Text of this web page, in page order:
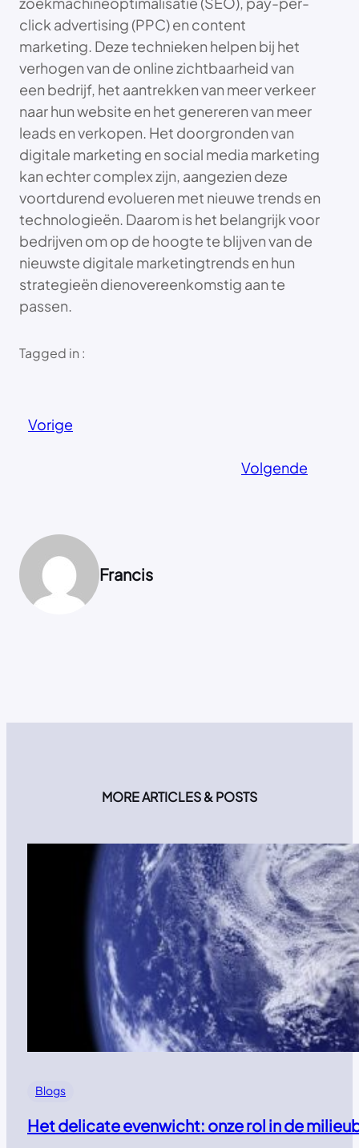
click advertising (PPC) en content
marketing. Deze technieken helpen bij het
verhogen van de online zichtbaarheid van
een bedrijf, het aantrekken van meer verkeer
naar hun website en het genereren van meer
leads en verkopen. Het doorgronden van
digitale marketing en social media marketing
kan echter complex zijn, aangezien deze
voortdurend evolueren met nieuwe trends en
technologieën. Daarom is het belangrijk voor
bedrijven om op de hoogte te blijven van de
nieuwste digitale marketingtrends en hun
strategieën dienovereenkomstig aan te
passen.
Tagged in :
Vorige
Volgende
Francis
MORE ARTICLES & POSTS
Blogs
Het delicate evenwicht: onze rol in de